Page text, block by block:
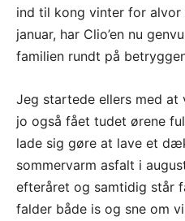
ind til kong vinter for
januar, har Clio’en nu
familien rundt på
Jeg startede ellers med
jo også fået tudet ørene
lade sig gøre at lave et
sommervarm asfalt i
efteråret og samtidig står
falder både is og sne om